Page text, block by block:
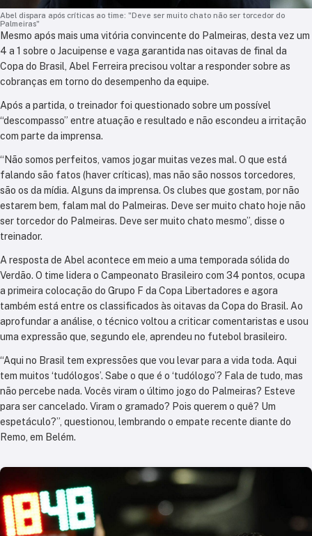
Abel dispara após críticas ao time: "Deve ser muito chato não ser torcedor do
Palmeiras"
Mesmo após mais uma vitória convincente do Palmeiras, desta vez um
4 a 1 sobre o Jacuipense e vaga garantida nas oitavas de final da
Copa do Brasil, Abel Ferreira precisou voltar a responder sobre as
cobranças em torno do desempenho da equipe.
Após a partida, o treinador foi questionado sobre um possível
“descompasso” entre atuação e resultado e não escondeu a irritação
com parte da imprensa.
“Não somos perfeitos, vamos jogar muitas vezes mal. O que está
falando são fatos (haver críticas), mas não são nossos torcedores,
são os da mídia. Alguns da imprensa. Os clubes que gostam, por não
estarem bem, falam mal do Palmeiras. Deve ser muito chato hoje não
ser torcedor do Palmeiras. Deve ser muito chato mesmo”, disse o
treinador.
A resposta de Abel acontece em meio a uma temporada sólida do
Verdão. O time lidera o Campeonato Brasileiro com 34 pontos, ocupa
a primeira colocação do Grupo F da Copa Libertadores e agora
também está entre os classificados às oitavas da Copa do Brasil. Ao
aprofundar a análise, o técnico voltou a criticar comentaristas e usou
uma expressão que, segundo ele, aprendeu no futebol brasileiro.
“Aqui no Brasil tem expressões que vou levar para a vida toda. Aqui
tem muitos ‘tudólogos’. Sabe o que é o ‘tudólogo’? Fala de tudo, mas
não percebe nada. Vocês viram o último jogo do Palmeiras? Esteve
para ser cancelado. Viram o gramado? Pois querem o quê? Um
espetáculo?”, questionou, lembrando o empate recente diante do
Remo, em Belém.